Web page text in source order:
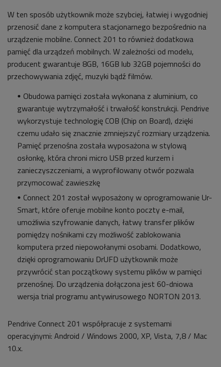
W ten sposób użytkownik może szybciej, łatwiej i wygodniej
przenosić dane z komputera stacjonarnego bezpośrednio na
urządzenie mobilne. Connect 201 to również dodatkowa
pamięć dla urządzeń mobilnych. W zależności od modelu,
producent gwarantuje 8GB, 16GB lub 32GB pojemności do
przechowywania zdjęć, muzyki bądź filmów.
Obudowa pamięci została wykonana z aluminium, co
gwarantuje wytrzymałość i trwałość konstrukcji. Pendrive
wykorzystuje technologię COB (Chip on Board), dzięki
czemu udało się znacznie zmniejszyć rozmiary urządzenia.
Pamięć przenośna została wyposażona w stylową
osłonkę, która chroni micro USB przed kurzem i
zanieczyszczeniami, a wyprofilowany otwór pozwala
przymocować zawieszkę
Connect 201 został wyposażony w oprogramowanie Ur-
Smart, które oferuje mobilne konto poczty e-mail,
umożliwia szyfrowanie danych, łatwy transfer plików
pomiędzy nośnikami czy możliwość zablokowania
komputera przed niepowołanymi osobami. Dodatkowo,
dzięki oprogramowaniu DrUFD użytkownik może
przywrócić stan początkowy systemu plików w pamięci
przenośnej. Do urządzenia dołączona jest 60-dniowa
wersja trial programu antywirusowego NORTON 2013.
Pendrive Connect 201 współpracuje z systemami
operacyjnymi: Android / Windows 2000, XP, Vista, 7,8 / Mac
10.x.